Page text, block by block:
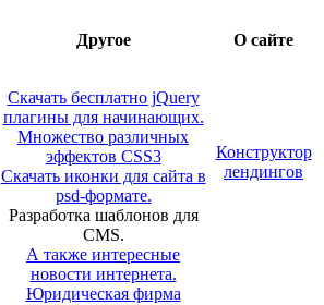
Другое О сайте
Скачать бесплатно jQuery
плагины для начинающих.
Множество различных
эффектов CSS3
Скачать иконки для сайта в
psd-формате.
Разработка шаблонов для
CMS.
А также интересные
новости интернета.
Юридическая фирма
Конструктор
лендингов